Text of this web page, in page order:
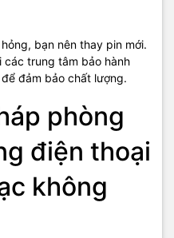
bạn nên thay pin mới.
các trung tâm bảo hành
đảm bảo chất lượng.
phòng
điện thoại
không